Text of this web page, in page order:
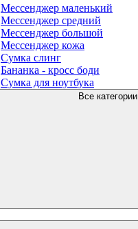
Мессенджер маленький
Мессенджер средний
Мессенджер большой
Мессенджер кожа
Сумка слинг
Бананка - кросс боди
Сумка для ноутбука
Все категории